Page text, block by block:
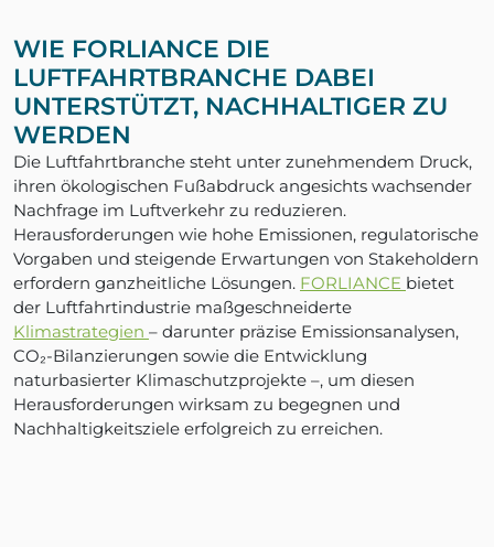
WIE FORLIANCE DIE
LUFTFAHRTBRANCHE DABEI
UNTERSTÜTZT, NACHHALTIGER ZU
WERDEN
Die Luftfahrtbranche steht unter zunehmendem Druck,
ihren ökologischen Fußabdruck angesichts wachsender
Nachfrage im Luftverkehr zu reduzieren.
Herausforderungen wie hohe Emissionen, regulatorische
Vorgaben und steigende Erwartungen von Stakeholdern
erfordern ganzheitliche Lösungen. FORLIANCE bietet
der Luftfahrtindustrie maßgeschneiderte
Klimastrategien – darunter präzise Emissionsanalysen,
CO₂-Bilanzierungen sowie die Entwicklung
naturbasierter Klimaschutzprojekte –, um diesen
Herausforderungen wirksam zu begegnen und
Nachhaltigkeitsziele erfolgreich zu erreichen.